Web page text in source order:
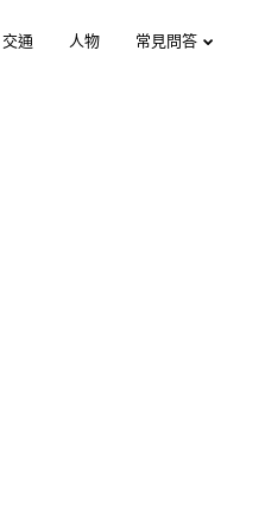
交通 人物 常見問答